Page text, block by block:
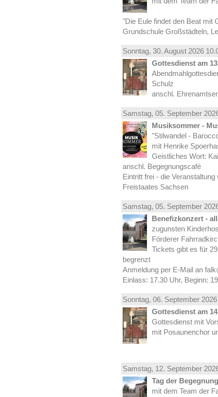
"Die Eule findet den Beat mit
Grundschule Großstädteln,
Sonntag, 30. August 2026
Gottesdienst am
Schulz
anschl.
Samstag, 05. September
Musiksommer -
"Stilwandel -
mit Henrike
Geistliches Wort:
anschl. Begegnungscafé
Eintritt frei - die
Freistaates Sachsen
Samstag, 05. September
Benefizkonzert -
zugunsten
Förderer
Tickets gibt es für
begrenzt
Anmeldung per E-Mail an
Einlass: 17.30 Uhr, Beginn:
Sonntag, 06. September
Gottesdienst am
Gottesdienst mit
mit Posaunenchor
Samstag, 12. September
Tag der
mit dem Team der